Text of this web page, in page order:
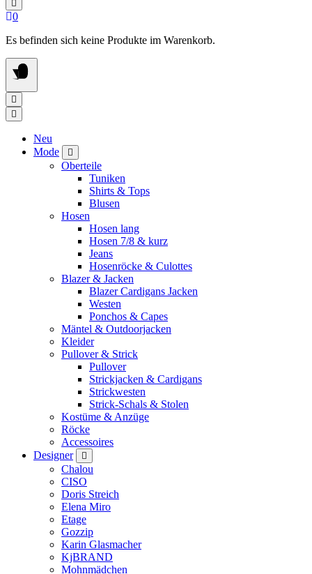
0
Es befinden sich keine Produkte im Warenkorb.
Neu
Mode
Oberteile
Tuniken
Shirts & Tops
Blusen
Hosen
Hosen lang
Hosen 7/8 & kurz
Jeans
Hosenröcke & Culottes
Blazer & Jacken
Blazer Cardigans Jacken
Westen
Ponchos & Capes
Mäntel & Outdoorjacken
Kleider
Pullover & Strick
Pullover
Strickjacken & Cardigans
Strickwesten
Strick-Schals & Stolen
Kostüme & Anzüge
Röcke
Accessoires
Designer
Chalou
CISO
Doris Streich
Elena Miro
Etage
Gozzip
Karin Glasmacher
KjBRAND
Mohnmädchen